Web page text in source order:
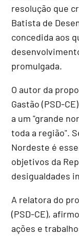
resolução que
Batista de
concedida aos
promulgada.
O autor da
Gastão (PSD-
a um "grande
toda a região".
Nordeste é
objetivos da
desigualdades
A relatora do
(PSD-CE),
ações e